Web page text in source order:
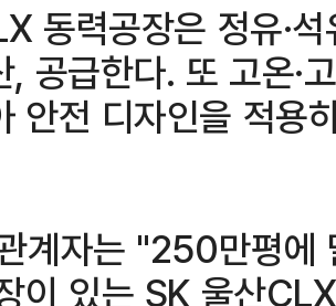
동력공장은 정유·
, 공급한다. 또 고온·
안전 디자인을 적용
계자는 "250만평에
이 있는 SK 울산